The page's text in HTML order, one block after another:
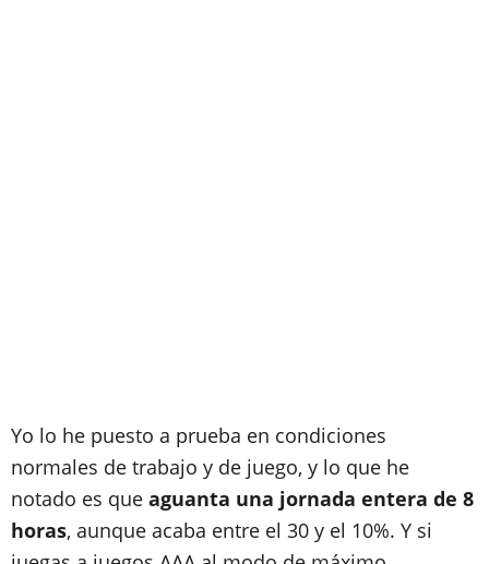
Yo lo he puesto a prueba en condiciones
normales de trabajo y de juego, y lo que he
notado es que aguanta una jornada entera de 8
horas, aunque acaba entre el 30 y el 10%. Y si